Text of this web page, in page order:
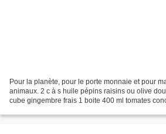
Pour la planète, pour le porte monnaie et pour
animaux. 2 c à s huile pépins raisins ou olive
cube gingembre frais 1 boite 400 ml tomates